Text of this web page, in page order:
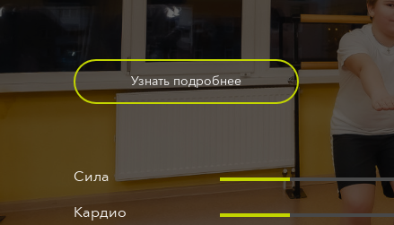
Согласие
Техника безопасности
Политика
Оферта
Узнать подробнее
Сила
Кардио